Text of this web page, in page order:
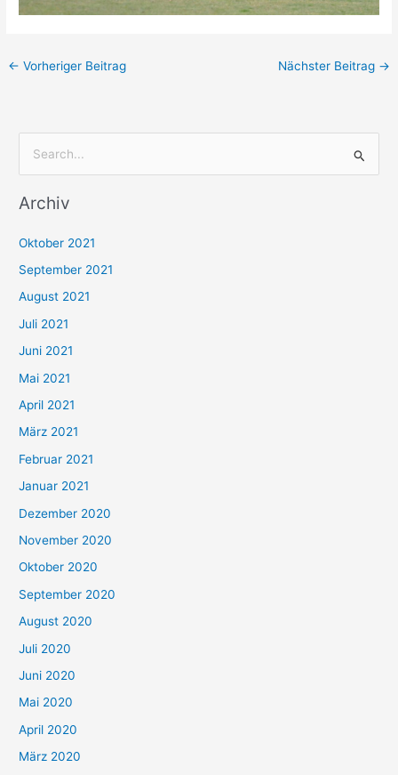
← Vorheriger Beitrag Nächster Beitrag →
c
n
n
a
c
h
:
Archiv
Oktober 2021
September 2021
August 2021
Juli 2021
Juni 2021
Mai 2021
April 2021
März 2021
Februar 2021
Januar 2021
Dezember 2020
November 2020
Oktober 2020
September 2020
August 2020
Juli 2020
Juni 2020
Mai 2020
April 2020
März 2020